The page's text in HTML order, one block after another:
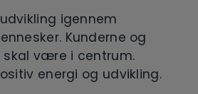
igennem
Kunderne og
skal være i centrum.
energi og udvikling.